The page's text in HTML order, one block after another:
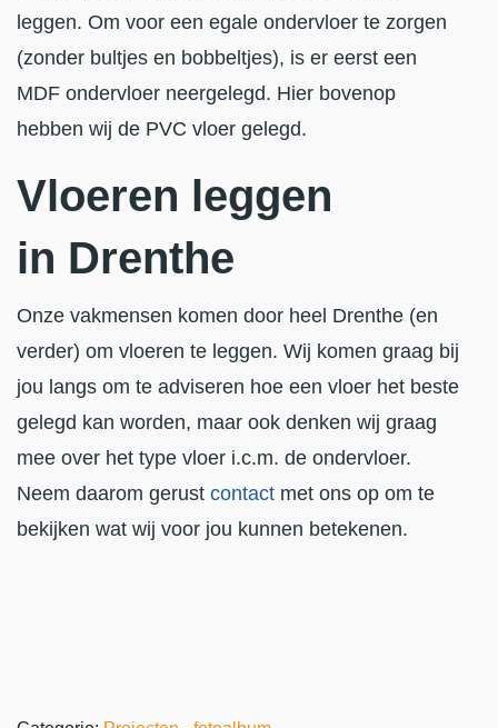
leggen. Om voor een egale ondervloer te zorgen
(zonder bultjes en bobbeltjes), is er eerst een
MDF ondervloer neergelegd. Hier bovenop
hebben wij de PVC vloer gelegd.
Vloeren leggen
in Drenthe
Onze vakmensen komen door heel Drenthe (en
verder) om vloeren te leggen. Wij komen graag bij
jou langs om te adviseren hoe een vloer het beste
gelegd kan worden, maar ook denken wij graag
mee over het type vloer i.c.m. de ondervloer.
Neem daarom gerust contact met ons op om te
bekijken wat wij voor jou kunnen betekenen.